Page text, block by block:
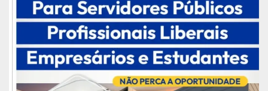
com promessas de empregos, mas sem direitos.
A lógica que gerou essa MP é a lógica de que é
mais importante ter emprego do que ter direitos.
Em algum momento, se chegará a perguntar se é
mais importante ser livre e passar fome do que